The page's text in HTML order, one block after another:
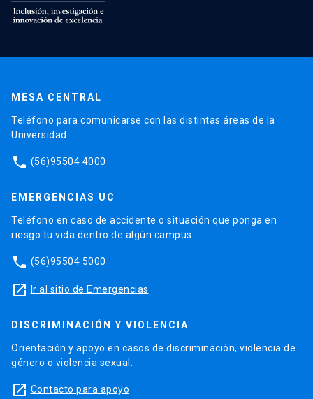
MESA CENTRAL
Teléfono para comunicarse con las distintas áreas de la
Universidad.
phone (56)95504 4000
EMERGENCIAS UC
Teléfono en caso de accidente o situación que ponga en
riesgo tu vida dentro de algún campus.
phone (56)95504 5000
launch Ir al sitio de Emergencias
DISCRIMINACIÓN Y VIOLENCIA
Orientación y apoyo en casos de discriminación, violencia de
género o violencia sexual.
launch Contacto para apoyo